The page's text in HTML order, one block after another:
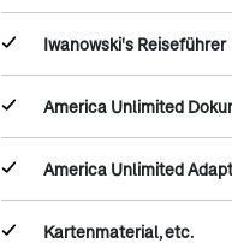
Iwanowski's Reiseführer
America Unlimited
America Unlimited
Kartenmaterial, etc.